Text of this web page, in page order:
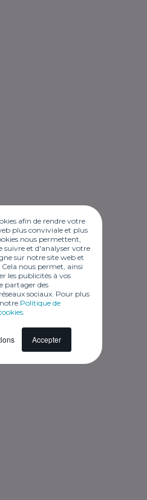
afin de rendre votre
plus conviviale et plus
nous permettent,
suivre et d'analyser votre
sur notre site web et
nous permet, ainsi
les publicités à vos
partager des
sociaux. Pour plus
Politique de
.
Accepter